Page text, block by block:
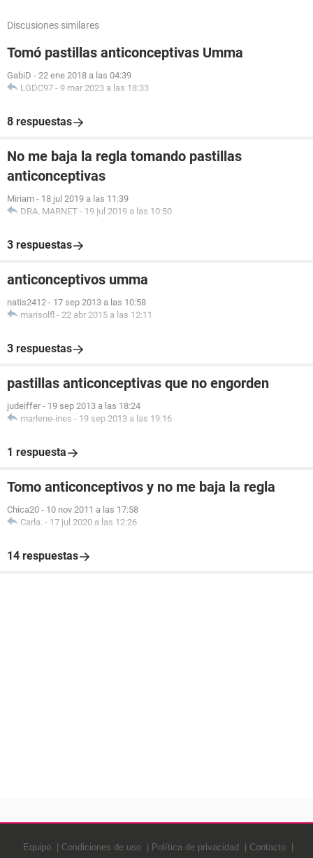
Discusiones similares
Tomó pastillas anticonceptivas Umma
GabiD - 22 ene 2018 a las 04:39
LGDC97 - 9 mar 2023 a las 18:33
8 respuestas
No me baja la regla tomando pastillas
anticonceptivas
Miriam - 18 jul 2019 a las 11:39
DRA. MARNET - 19 jul 2019 a las 10:50
3 respuestas
anticonceptivos umma
natis2412 - 17 sep 2013 a las 10:58
marisolfl - 22 abr 2015 a las 12:11
3 respuestas
pastillas anticonceptivas que no engorden
judeiffer - 19 sep 2013 a las 18:24
marlene-ines - 19 sep 2013 a las 19:16
1 respuesta
Tomo anticonceptivos y no me baja la regla
Chica20 - 10 nov 2011 a las 17:58
Carla. - 17 jul 2020 a las 12:26
14 respuestas
Equipo Condiciones de uso Política de privacidad Contacto